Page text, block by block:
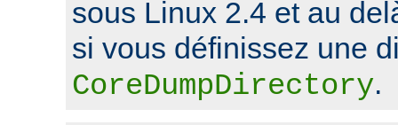
sous Linux 2.4 et au
si vous définissez une
CoreDumpDirectory.